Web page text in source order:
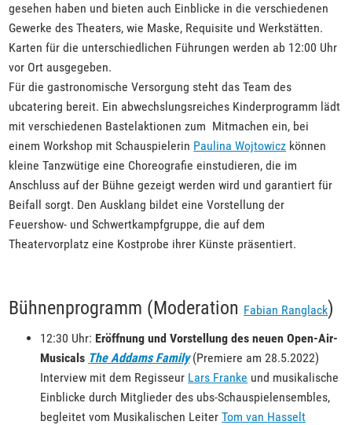
gesehen haben und bieten auch Einblicke in die verschiedenen
Gewerke des Theaters, wie Maske, Requisite und Werkstätten.
Karten für die unterschiedlichen Führungen werden ab 12:00 Uhr
vor Ort ausgegeben.
Für die gastronomische Versorgung steht das Team des
ubcatering bereit. Ein abwechslungsreiches Kinderprogramm lädt
mit verschiedenen Bastelaktionen zum Mitmachen ein, bei
einem Workshop mit Schauspielerin Paulina Wojtowicz können
kleine Tanzwütige eine Choreografie einstudieren, die im
Anschluss auf der Bühne gezeigt werden wird und garantiert für
Beifall sorgt. Den Ausklang bildet eine Vorstellung der
Feuershow- und Schwertkampfgruppe, die auf dem
Theatervorplatz eine Kostprobe ihrer Künste präsentiert.
Bühnenprogramm (Moderation Fabian Ranglack)
12:30 Uhr: Eröffnung und Vorstellung des neuen Open-Air-
Musicals The Addams Family (Premiere am 28.5.2022)
Interview mit dem Regisseur Lars Franke und musikalische
Einblicke durch Mitglieder des ubs-Schauspielensembles,
begleitet vom Musikalischen LeiterTom van Hasselt